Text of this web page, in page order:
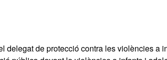
delegat de protecció contra les violències a